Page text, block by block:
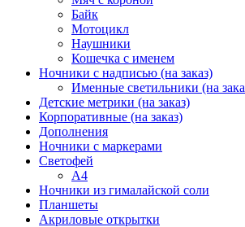
Байк
Мотоцикл
Наушники
Кошечка с именем
Ночники с надписью (на заказ)
Именные светильники (на
Детские метрики (на заказ)
Корпоративные (на заказ)
Дополнения
Ночники с маркерами
Светофей
А4
Ночники из гималайской соли
Планшеты
Акриловые открытки